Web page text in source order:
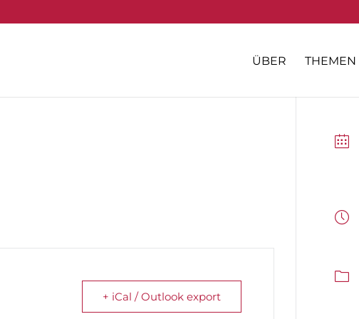
ÜBER THEMEN
+ iCal / Outlook export